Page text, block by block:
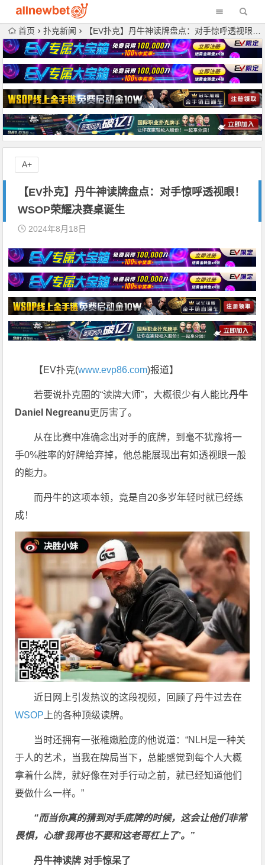
首页 扑克新闻 【EV扑克】丹牛神读牌盘点：对手惊呼透视眼！WSOP荣耀决赛桌诞生
【EV扑克】丹牛神读牌盘点：对手惊呼透视眼！
WSOP荣耀决赛桌诞生
2024年8月18日
【EV扑克(www.evp86.com)报道】
若要说扑克圈的“读牌大师”，大概很少有人能比丹牛
Daniel Negreanu更厉害了。
从在比赛中准确念出对手的底牌，到毫不犹豫将一
手0%胜率的好牌给弃掉，他总能展现出有如透视眼一般
的能力。
而丹牛的这项本领，竟是自20多岁年轻时就已经练
成！
近日网上引发热议的这段视频，回顾了丹牛过去在
WSOP 上的各种顶级读牌。
当时还拥有一张稚嫩脸庞的他说道：“NLH是一种关
于人的艺术，当我在牌局当下，总能感觉到每个人大概
拿着什么牌，就好像在对手行动之前，就已经知道他们
要做什么一样。”
“而当你真的猜到对手底牌的时候，这会让他们非常
畏惧，心想‘我再也不要和这老哥杠上了’。”
丹牛神读牌 对手惊呆了
A+